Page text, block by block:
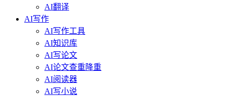
AI翻译
AI写作
AI写作工具
AI知识库
AI写论文
AI论文查重降重
AI阅读器
AI写小说